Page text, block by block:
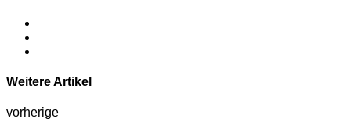
Weitere Artikel
vorherige